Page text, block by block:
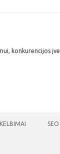
konkurencijos